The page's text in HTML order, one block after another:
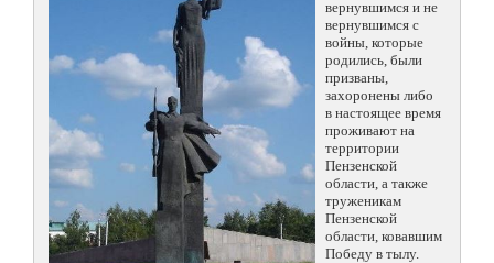
вернувшимся и не
вернувшимся с
войны, которые
родились, были
призваны,
захоронены либо
в настоящее время
проживают на
территории
Пензенской
области, а также
труженикам
Пензенской
области, ковавшим
Победу в тылу.